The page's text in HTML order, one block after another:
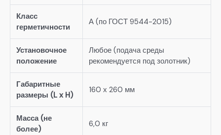
Класс
герметичности
А (по ГОСТ 9544-2015)
Установочное
положение
Любое (подача среды
рекомендуется под золотник)
Габаритные
размеры (L x H)
160 х 260 мм
Масса (не
более)
6,0 кг